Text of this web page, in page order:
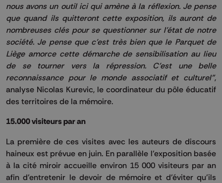
nous avons un outil ici qui amène à la réflexion.Je pense
que quand ils quitteront cette exposition, ils auront de
nombreuses clés pour se questionner sur l'état de notre
société. Je pense que c'est très bien que le Parquet de
Liège amorce cette démarche de sensibilisation au lieu
de se tourner vers la répression.C'est une belle
reconnaissance pour le monde associatif et culturel",
analyse Nicolas Kurevic, le coordinateur du pôle éducatif
des territoires de la mémoire.
15.000 visiteurs par an
La première de ces visites avec les auteurs de discours
haineux est prévue en juin. En parallèle l’exposition basée
à la cité miroir accueille environ 15 000 visiteurs par an
afin d’entretenir le devoir de mémoire et d’éviter qu’ils